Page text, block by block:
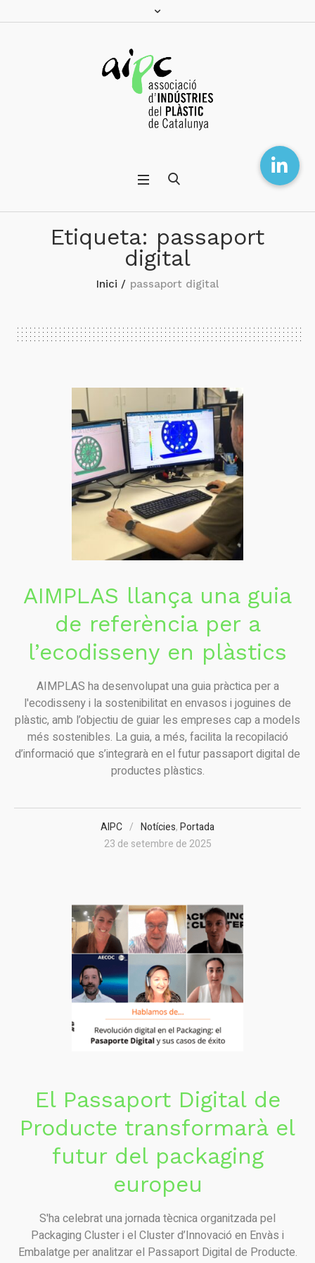
Etiqueta: passaport
digital
Inici / passaport digital
AIMPLAS llança una guia
de referència per a
l’ecodisseny en plàstics
AIMPLAS ha desenvolupat una guia pràctica per a
l'ecodisseny i la sostenibilitat en envasos i joguines de
plàstic, amb l’objectiu de guiar les empreses cap a models
més sostenibles. La guia, a més, facilita la recopilació
d’informació que s’integrarà en el futur passaport digital de
productes plàstics.
AIPC Notícies,Portada
23 de setembre de 2025
El Passaport Digital de
Producte transformarà el
futur del packaging
europeu
S'ha celebrat una jornada tècnica organitzada pel
Packaging Cluster i el Cluster d’Innovació en Envàs i
Embalatge per analitzar el Passaport Digital de Producte.